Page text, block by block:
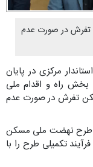
تفرش در صورت عدم
مرکزی در پایان
راه و اقدام ملی
تفرش در صورت عدم
طرح نهضت ملی مسکن
تکمیلی طرح را با